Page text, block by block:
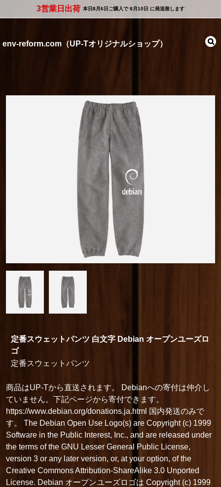
3営業日出荷 本日8月6日 ご購入で8月10日 に発送致します
env-reform.com（UP-Tオリジナルショップ）
定番スウェットパンツ 白文字 Debian オープンユーズロ
ゴ
定番スウェットパンツ
商品はUP-Tから直送されます。 Debianへの寄付は仲介し
ていません。下記ページから寄付できます。
https://www.debian.org/donations.ja.html 国内発送のみで
す。 The Debian Open Use Logo(s) are Copyright (c) 1999
Software in the Public Interest, Inc., and are released under
the terms of the GNU Lesser General Public License,
version 3 or any later version, or, at your option, of the
Creative Commons Attribution-ShareAlike 3.0 Unported
License. Debian オープンユーズロゴは Copyright (c) 1999